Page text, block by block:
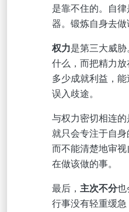
是靠不住的。自
器。锻炼自身去做
权力是第三大威
什么，而把精力
多少成就利益，
误入歧途。
与权力密切相连的
就只会专注于自身
而不能清楚地审
在做该做的事。
最后， 主次不分也
行事没有轻重缓